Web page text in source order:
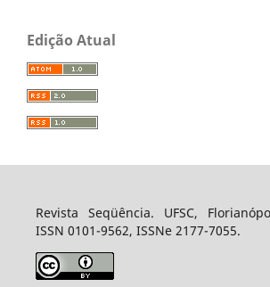
Edição Atual
Revista Seqüência. UFSC,
ISSN 0101-9562, ISSNe 2177-7055.